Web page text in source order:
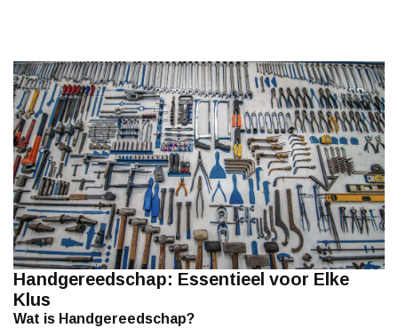
Handgereedschap: Essentieel voor Elke
Klus
Wat is Handgereedschap?